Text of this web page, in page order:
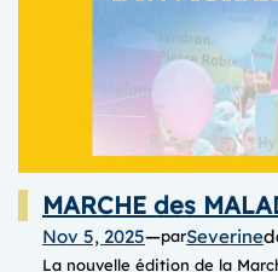
MARCHE des
Nov 5, 2025—parSeverine
La nouvelle édition de la